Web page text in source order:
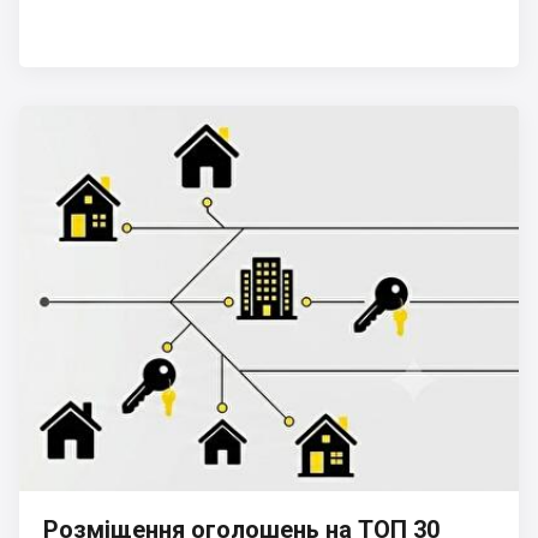
Розміщення оголошень на ТОП 30